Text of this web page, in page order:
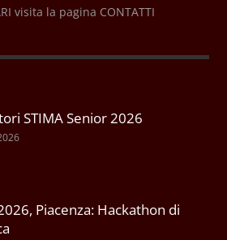
visita la pagina CONTATTI
STIMA Senior 2026
Piacenza: Hackathon di